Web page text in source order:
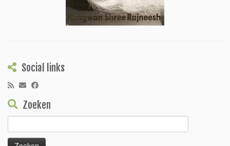
Social links
Zoeken
naar: